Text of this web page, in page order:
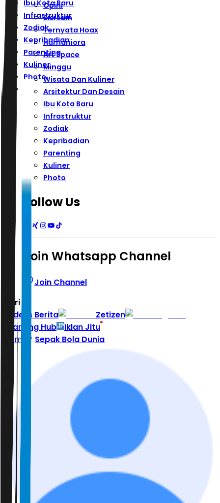
Ibu Kota Baru
Infrastruktur
Zodiak
Kepribadian
Parenting
Kuliner
Photo
Opini
Sisi Lain
Ternyata Hoax
Humaniora
Art Space
Minggu
Wisata Dan Kuliner
Arsitektur Dan Desain
Ibu Kota Baru
Infrastruktur
Zodiak
Kepribadian
Parenting
Kuliner
Photo
Follow Us
Join Whatsapp Channel
Join Channel
Hari ini
Indeks Berita
Zetizen
Learning Hub
Iklan Jitu
Home
Sepak Bola Dunia